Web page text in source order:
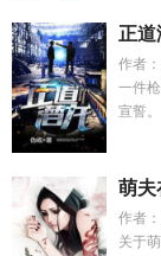
正道
作者
一件
宣誓
萌夫
作者
关于